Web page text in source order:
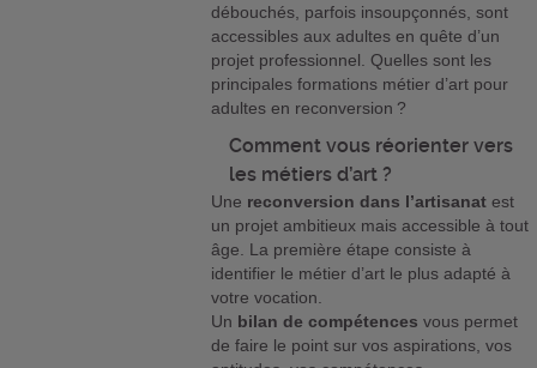
débouchés, parfois insoupçonnés, sont
accessibles aux adultes en quête d’un
projet professionnel. Quelles sont les
principales formations métier d’art pour
adultes en reconversion ?
Comment vous réorienter vers
les métiers d’art ?
Une reconversion dans l’artisanatest
un projet ambitieux mais accessible à tout
âge. La première étape consiste à
identifier le métier d’art le plus adapté à
votre vocation.
Un bilan de compétences vous permet
de faire le point sur vos aspirations, vos